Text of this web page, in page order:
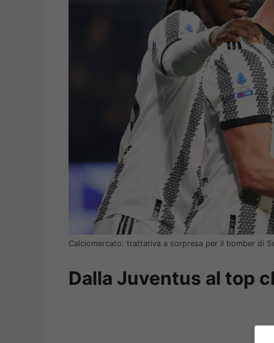
Calciomercato: trattativa a sorpresa per il bomber di
Dalla Juventus al top